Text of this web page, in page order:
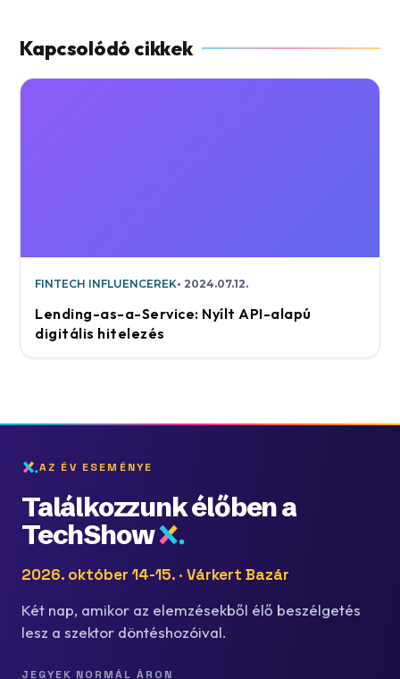
FINTECH INFLUENCEREK 2024.07.12.
Lending-as-a-Service: Nyílt API-alapú
digitális hitelezés
AZ ÉV ESEMÉNYE
Találkozzunk élőben a
TechShow
2026. október 14-15. · Várkert Bazár
Két nap, amikor az elemzésekből élő beszélgetés
lesz a szektor döntéshozóival.
JEGYEK NORMÁL ÁRON